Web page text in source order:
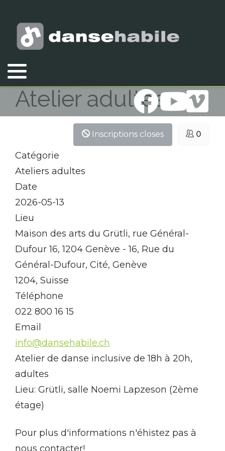
Vous êtes ici :
Atelier adultes
Inscriptions closes 0
Catégorie
Ateliers adultes
Date
2026-05-13
Lieu
Maison des arts du Grütli, rue Général-
Dufour 16, 1204 Genève - 16, Rue du
Général-Dufour, Cité, Genève
1204, Suisse
Téléphone
022 800 16 15
Email
info@dansehabile.ch
Atelier de danse inclusive de 18h à 20h,
adultes
Lieu: Grütli, salle Noemi Lapzeson (2ème
étage)
Pour plus d'informations n'éhistez pas à
nous contacter!